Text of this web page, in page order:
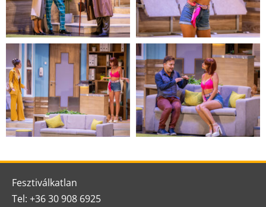
Fesztiválkatlan
Tel: +36 30 908 6925